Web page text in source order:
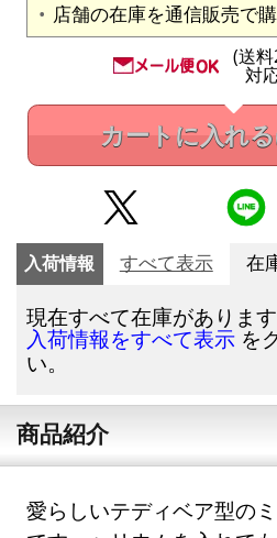
店舗の在庫を通信販売で
(送
対
カートに入れる
入荷情報 すべて表示 在
現在すべて在庫があります
入荷情報をすべて表示 を
い。
商品紹介
愛らしいテディベア型の